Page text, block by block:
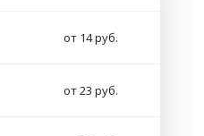
от 14 руб.
от 23 руб.